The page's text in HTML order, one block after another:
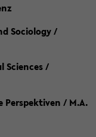
Sociology /
Sciences /
Perspektiven / M.A.